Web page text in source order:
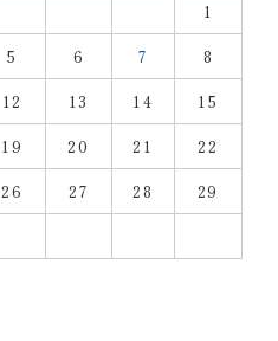
1
5 6 7 8
12 13 14 15
19 20 21 22
26 27 28 29